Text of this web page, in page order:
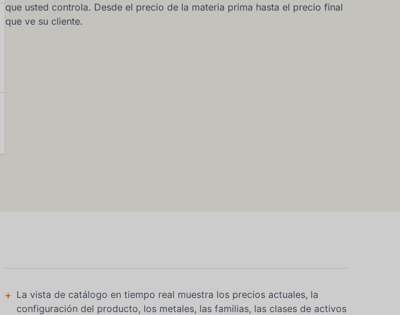
que usted controla. Desde el precio de la materia prima hasta el precio final
que ve su cliente.
+ La vista de catálogo en tiempo real muestra los precios actuales, la
configuración del producto, los metales, las familias, las clases de activos